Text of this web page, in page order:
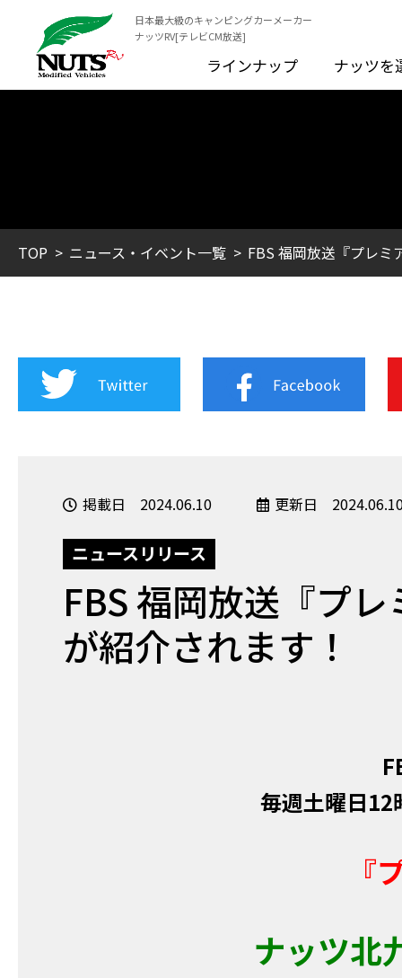
日本最大級のキャンピングカーメーカー
ナッツRV[テレビCM放送]
ラインナップ ナッツを
TOP ニュース・イベント一覧 FBS 福岡放送『プレミ
掲載日 2024.06.10 更新日
ニュースリリース
FBS 福岡放送『プ
が紹介されます！
毎週土曜日12
『
ナッツ北